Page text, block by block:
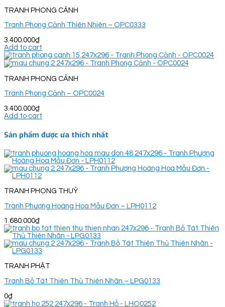
TRANH PHONG CẢNH
Tranh Phong Cảnh Thiên Nhiên – OPC0333
3.400.000₫
Add to cart
TRANH PHONG CẢNH
Tranh Phong Cảnh – OPC0024
3.400.000₫
Add to cart
Sản phẩm được ưa thích nhất
TRANH PHONG THUỶ
Tranh Phượng Hoàng Hoa Mẫu Đơn – LPH0112
1.680.000₫
TRANH PHẬT
Tranh Bồ Tát Thiên Thủ Thiên Nhãn – LPG0133
0₫